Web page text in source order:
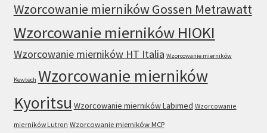
Wzorcowanie mierników Gossen Metrawatt
Wzorcowanie mierników HIOKI
Wzorcowanie mierników HT Italia Wzorcowanie mierników
Kewtech Wzorcowanie mierników
Kyoritsu Wzorcowanie mierników Labimed Wzorcowanie
mierników Lutron Wzorcowanie mierników MCP